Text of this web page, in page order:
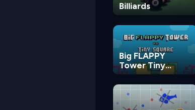
Billiards
Big FLAPPY
Tower Tiny
Square